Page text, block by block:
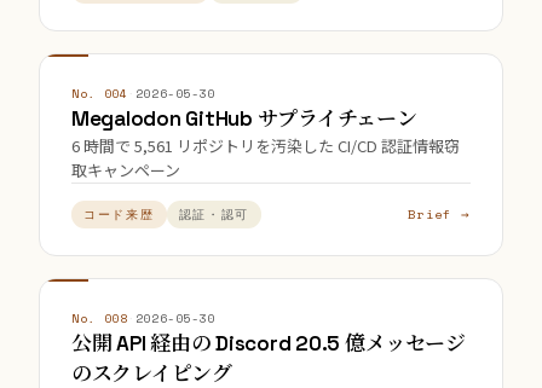
No. 004 2026-05-30
Megalodon GitHub サプライチェーン
6 時間で 5,561 リポジトリを汚染した CI/CD 認証情報窃
取キャンペーン
コード来歴 認証・認可 Brief →
No. 008 2026-05-30
公開 API 経由の Discord 20.5 億メッセージ
のスクレイピング